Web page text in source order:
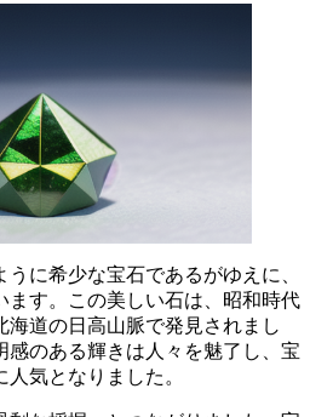
に希少な宝石であるがゆえに、
ます。この美しい石は、昭和時代
海道の日高山脈で発見されまし
のある輝きは人々を魅了し、 宝
人気となりました。